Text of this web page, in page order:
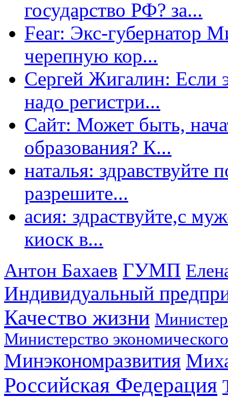
государство РФ? за...
Fear: Экс-губернатор
черепную кор...
Сергей Жигалин: Если
надо регистри...
Сайт: Может быть,
образования? К...
наталья: здравствуйте
разрешите...
асия: здраствуйте,с
киоск в...
Антон Бахаев ГУМП
Индивидуальный
Качество жизни
Министерство
Минэкономразвития
Российская Федерация